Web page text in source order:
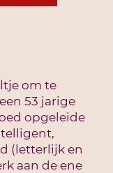
om te
53 jarige
opgeleide
(letterlijk en
aan de ene